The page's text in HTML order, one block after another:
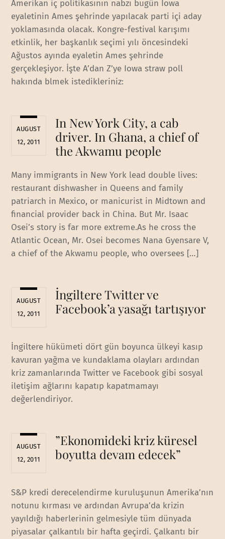
Amerikan iç politikasının nabzı bugün Iowa
eyaletinin Ames şehrinde yapılacak parti içi aday
yoklamasında olacak. Kongre-festival karışımı
etkinlik, her başkanlık seçimi yılı öncesindeki
Ağustos ayında eyaletin Ames şehrinde
gerçekleşiyor. İşte A’dan Z’ye Iowa straw poll
hakında blmek istedikleriniz:
AUGUST
12, 2011
In New York City, a cab
driver. In Ghana, a chief of
the Akwamu people
Many immigrants in New York lead double lives:
restaurant dishwasher in Queens and family
patriarch in Mexico, or manicurist in Midtown and
financial provider back in China. But Mr. Isaac
Osei’s story is far more extreme.As he cross the
Atlantic Ocean, Mr. Osei becomes Nana Gyensare V,
a chief of the Akwamu people, who oversees […]
AUGUST
12, 2011
İngiltere Twitter ve
Facebook’a yasağı tartışıyor
İngiltere hükümeti dört gün boyunca ülkeyi kasıp
kavuran yağma ve kundaklama olayları ardından
kriz zamanlarında Twitter ve Facebook gibi sosyal
iletişim ağlarını kapatıp kapatmamayı
değerlendiriyor.
AUGUST
12, 2011
”Ekonomideki kriz küresel
boyutta devam edecek”
S&P kredi derecelendirme kuruluşunun Amerika’nın
notunu kırması ve ardından Avrupa’da krizin
yayıldığı haberlerinin gelmesiyle tüm dünyada
piyasalar çalkantılı bir hafta geçirdi. Çalkantı bir